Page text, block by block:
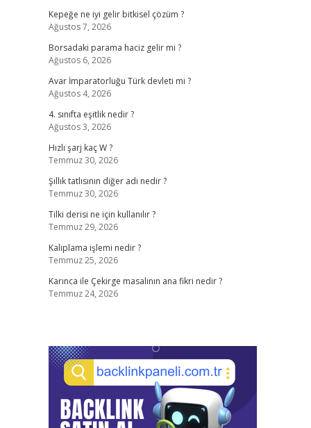
Kepeğe ne iyi gelir bitkisel çözüm ?
Ağustos 7, 2026
Borsadaki parama haciz gelir mi ?
Ağustos 6, 2026
Avar İmparatorluğu Türk devleti mi ?
Ağustos 4, 2026
4. sınıfta eşitlik nedir ?
Ağustos 3, 2026
Hızlı şarj kaç W ?
Temmuz 30, 2026
Şıllık tatlısının diğer adı nedir ?
Temmuz 30, 2026
Tilki derisi ne için kullanılır ?
Temmuz 29, 2026
Kalıplama işlemi nedir ?
Temmuz 25, 2026
Karınca ile Çekirge masalının ana fikri nedir ?
Temmuz 24, 2026